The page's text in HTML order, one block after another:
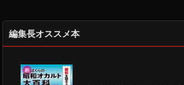
編集長オススメ本